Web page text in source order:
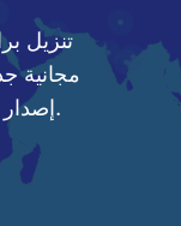
تنزيل
مجانية
إصدار للتحميل مجانا من الموقع الرسمي.